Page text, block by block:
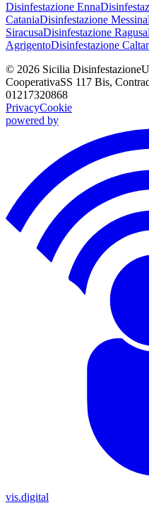
Disinfestazione Enna
CataniaDisinfestazione Messina
SiracusaDisinfestazione Ragusa
AgrigentoDisinfestazione
© 2026 Sicilia Disinfestazione
CooperativaSS 117 Bis,
01217320868
PrivacyCookie
powered by
vis.digital